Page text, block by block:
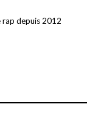
rap depuis 2012